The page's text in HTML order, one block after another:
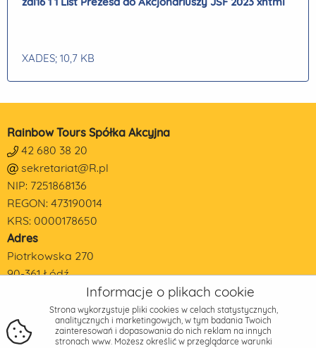
XADES; 10,7 KB
Rainbow Tours Spółka Akcyjna
42 680 38 20
sekretariat@R.pl
NIP: 7251868136
REGON: 473190014
KRS: 0000178650
Adres
Piotrkowska 270
90-361 Łódź
Informacje o plikach cookie
Strona wykorzystuje pliki cookies w celach statystycznych,
analitycznych i marketingowych, w tym badania Twoich
zainteresowań i dopasowania do nich reklam na innych
stronach www. Możesz określić w przeglądarce warunki